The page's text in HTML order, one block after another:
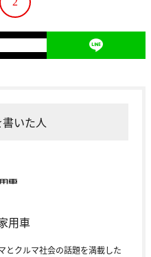
いた人
用車
とクルマ社会の話題を満載した